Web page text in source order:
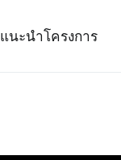
แนะนำโครงการ